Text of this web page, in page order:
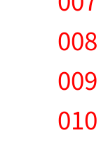
008
009
010